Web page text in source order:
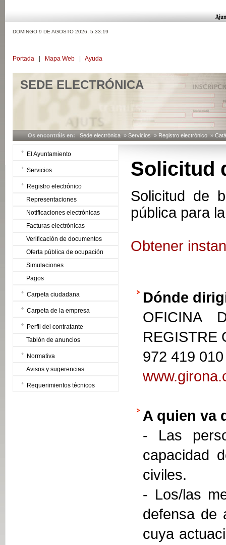
DOMINGO 9 DE AGOSTO 2026, 5:33:20
Portada Mapa Web Ayuda
SEDE ELECTRÓNICA
Os encontráis en: Sede electrónica » Servicios » Registro electrónico »
El Ayuntamiento
Servicios
Registro electrónico
Representaciones
Notificaciones electrónicas
Facturas electrónicas
Verificación de documentos
Oferta pública de ocupación
Simulaciones
Pagos
Carpeta ciudadana
Carpeta de la empresa
Perfil del contratante
Tablón de anuncios
Normativa
Avisos y sugerencias
Requerimientos técnicos
Solicitud
Solicitud de
pública para
Obtener
Dónde
OFICINA
REGISTRE
972 419 010
A quien va
- Las
capacidad
civiles.
- Los/las
defensa de
cuya